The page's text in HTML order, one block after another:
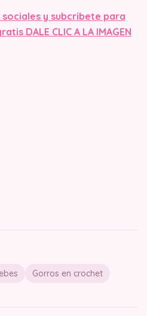
y subcribete para
DALE CLIC A LA IMAGEN
Gorros en crochet